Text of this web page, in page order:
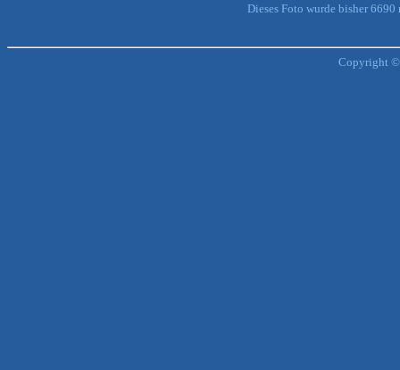
Dieses Foto wurde bisher
Copyright ©